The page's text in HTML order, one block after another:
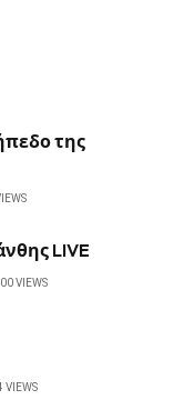
της
LIVE
VIEWS
VIEWS